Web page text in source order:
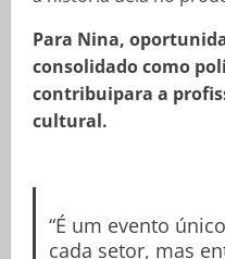
Para Nina,
consolidado como
contribuipara a
cultural.
“É um evento
cada setor, mas